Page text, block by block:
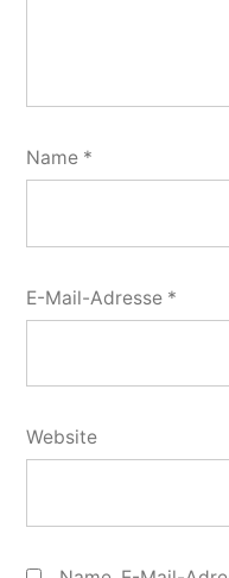
Name *
E-Mail-Adresse *
Website